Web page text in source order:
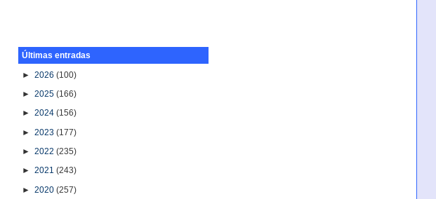
Últimas entradas
►2026(100)
►2025(166)
►2024(156)
►2023(177)
►2022(235)
►2021(243)
►2020(257)